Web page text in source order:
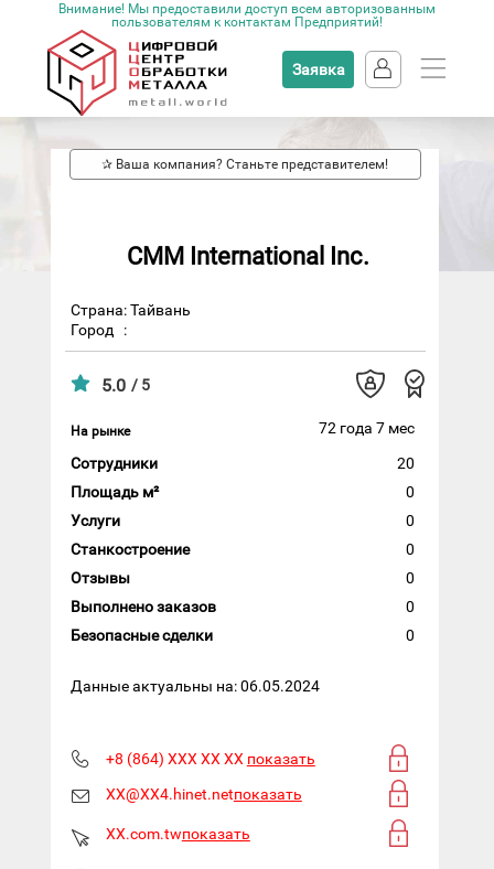
Внимание! Мы предоставили доступ всем авторизованным
пользователям к контактам Предприятий!
Заявка
✰ Ваша компания? Станьте представителем!
CMM International Inc.
Страна: Тайвань
Город
:
5.0 / 5
На рынке
72 года 7 мес
Сотрудники
20
Площадь м²
0
Услуги
0
Станкостроение
0
Отзывы
0
Выполнено заказов
0
Безопасные сделки
0
Данные актуальны на: 06.05.2024
+8 (864) XXX XX XX показать
XX@XX4.hinet.netпоказать
XX.com.twпоказать